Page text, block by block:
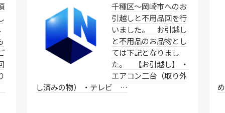
千種区～岡崎市へのお
引越しと不用品回を行
いました。 お引越し
と不用品のお品物とし
ては下記となりまし
た。 【お引越し】 ・
エアコン二台（取り外
し済みの物） ・テレビ …